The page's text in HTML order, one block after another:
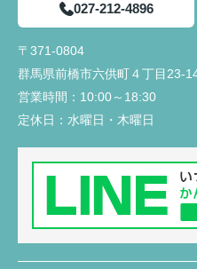
027-212-4896
〒371-0804
群馬県前橋市六供町４丁目
営業時間： 10:00～18:30
定休日： 水曜日・木曜日